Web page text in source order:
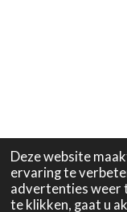
Deze website
ervaring te
advertenties weer
te klikken, gaat u